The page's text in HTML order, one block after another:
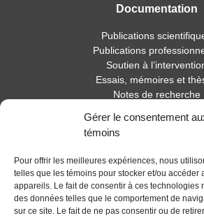
Gérer le consentement
témoins
Pour offrir les meilleures expériences, nous
telles que les témoins pour stocker et/ou accéder
appareils. Le fait de consentir à ces technologies
des données telles que le comportement de
sur ce site. Le fait de ne pas consentir ou de
Documentation
Publications
Publications
Soutien à
Essais, mémoires et
Notes de recherche
Activités
Nouvelles